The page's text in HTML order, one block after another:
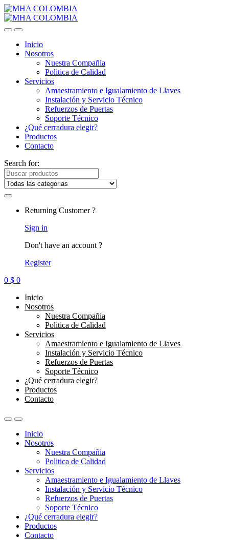
Inicio
Nosotros
Nuestra Compañia
Politica de Calidad
Servicios
Amaestramiento e Igualamiento de Llaves
Instalación y Servicio Técnico
Refuerzos de Puertas
Soporte Técnico
¿Qué cerradura elegir?
Productos
Contacto
Search for:
Returning Customer ?
Sign in
Don't have an account ?
Register
0 $ 0
Inicio
Nosotros
Nuestra Compañia
Politica de Calidad
Servicios
Amaestramiento e Igualamiento de Llaves
Instalación y Servicio Técnico
Refuerzos de Puertas
Soporte Técnico
¿Qué cerradura elegir?
Productos
Contacto
Inicio
Nosotros
Nuestra Compañia
Politica de Calidad
Servicios
Amaestramiento e Igualamiento de Llaves
Instalación y Servicio Técnico
Refuerzos de Puertas
Soporte Técnico
¿Qué cerradura elegir?
Productos
Contacto